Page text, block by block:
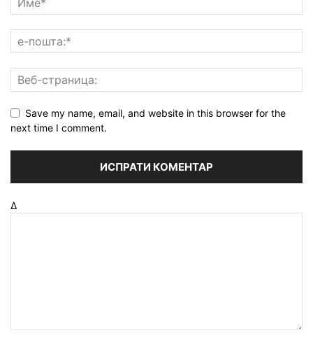
Save my name, email, and website in this browser for the
next time I comment.
Δ